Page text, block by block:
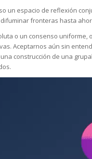
un espacio de reflexión
fronteras hasta
o un consenso
Aceptarnos aún sin
construcción de una